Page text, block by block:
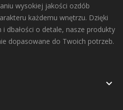
wysokiej jakości ozdób
każdemu wnętrzu. Dzięki
dbałości o detale, nasze produkty
dopasowane do Twoich potrzeb.
